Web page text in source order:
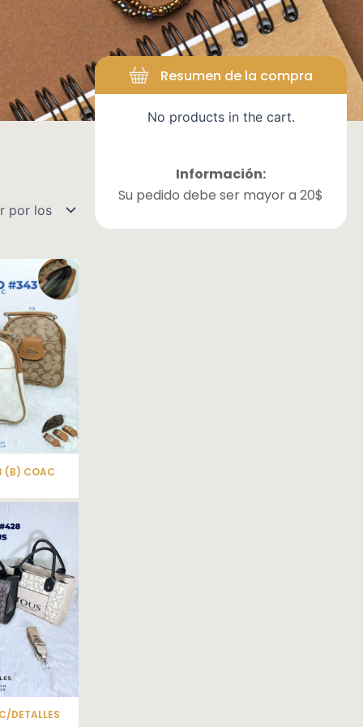
(B) COAC
DETALLES
Resumen de la compra
No products in the cart.
Información:
Su pedido debe ser mayor a 20$